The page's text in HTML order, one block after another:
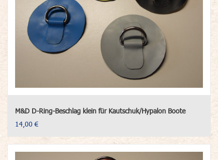
M&D D-Ring-Beschlag klein für Kautschuk/Hypalon Boote
14,00 €